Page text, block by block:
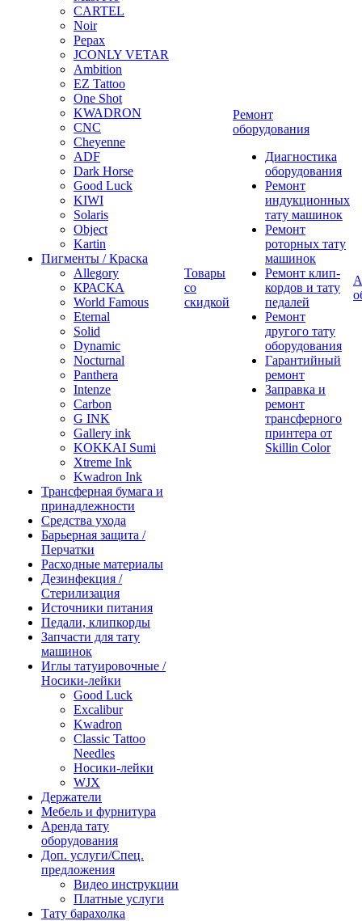
CARTEL
Noir
Pepax
JCONLY VETAR
Ambition
EZ Tattoo
One Shot
KWADRON
CNC
Cheyenne
ADF
Dark Horse
Good Luck
KIWI
Solaris
Object
Kartin
Пигменты / Краска
Allegory
КРАСКА
World Famous
Eternal
Solid
Dynamic
Nocturnal
Panthera
Intenze
Carbon
G INK
Gallery ink
KOKKAI Sumi
Xtreme Ink
Kwadron Ink
Трансферная бумага и
принадлежности
Средства ухода
Барьерная защита /
Перчатки
Расходные материалы
Дезинфекция /
Стерилизация
Источники питания
Педали, клипкорды
Запчасти для тату
машинок
Иглы татуировочные /
Носики-лейки
Good Luck
Excalibur
Kwadron
Classic Tattoo
Needles
Носики-лейки
WJX
Держатели
Мебель и фурнитура
Аренда тату
оборудования
Доп. услуги/Спец.
предложения
Видео инструкции
Платные услуги
Тату барахолка
Товары
со
скидкой
Ремонт
оборудования
Диагностика
оборудования
Ремонт
индукционных
тату машинок
Ремонт
роторных тату
машинок
Ремонт клип-
кордов и тату
педалей
Ремонт
другого тату
оборудования
Гарантийный
ремонт
Заправка и
ремонт
трансферного
принтера от
Skillin Color